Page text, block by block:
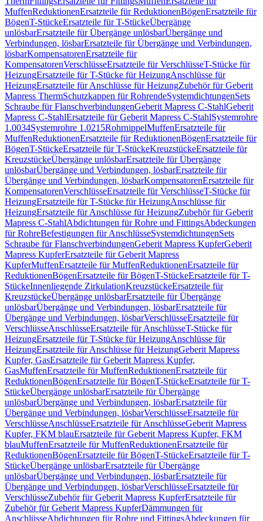
MuffenReduktionenErsatzteile für ReduktionenBögenErsatzteile für
BögenT-StückeErsatzteile für T-StückeÜbergänge
unlösbarErsatzteile für Übergänge unlösbarÜbergänge und
Verbindungen, lösbarErsatzteile für Übergänge und Verbindungen,
lösbarKompensatorenErsatzteile für
KompensatorenVerschlüsseErsatzteile für VerschlüsseT-Stücke für
HeizungErsatzteile für T-Stücke für HeizungAnschlüsse für
HeizungErsatzteile für Anschlüsse für HeizungZubehör für Geberit
Mapress ThermSchutzkappen für RohrendeSystemdichtungenSets
Schraube für FlanschverbindungenGeberit Mapress C-StahlGeberit
Mapress C-StahlErsatzteile für Geberit Mapress C-StahlSystemrohre
1.0034Systemrohre 1.0215RohrnippelMuffenErsatzteile für
MuffenReduktionenErsatzteile für ReduktionenBögenErsatzteile für
BögenT-StückeErsatzteile für T-StückeKreuzstückeErsatzteile für
KreuzstückeÜbergänge unlösbarErsatzteile für Übergänge
unlösbarÜbergänge und Verbindungen, lösbarErsatzteile für
Übergänge und Verbindungen, lösbarKompensatorenErsatzteile für
KompensatorenVerschlüsseErsatzteile für VerschlüsseT-Stücke für
HeizungErsatzteile für T-Stücke für HeizungAnschlüsse für
HeizungErsatzteile für Anschlüsse für HeizungZubehör für Geberit
Mapress C-StahlAbdichtungen für Rohre und FittingsAbdeckungen
für RohreBefestigungen für AnschlüsseSystemdichtungenSets
Schraube für FlanschverbindungenGeberit Mapress KupferGeberit
Mapress KupferErsatzteile für Geberit Mapress
KupferMuffenErsatzteile für MuffenReduktionenErsatzteile für
ReduktionenBögenErsatzteile für BögenT-StückeErsatzteile für T-
StückeInnenliegende ZirkulationKreuzstückeErsatzteile für
KreuzstückeÜbergänge unlösbarErsatzteile für Übergänge
unlösbarÜbergänge und Verbindungen, lösbarErsatzteile für
Übergänge und Verbindungen, lösbarVerschlüsseErsatzteile für
VerschlüsseAnschlüsseErsatzteile für AnschlüsseT-Stücke für
HeizungErsatzteile für T-Stücke für HeizungAnschlüsse für
HeizungErsatzteile für Anschlüsse für HeizungGeberit Mapress
Kupfer, GasErsatzteile für Geberit Mapress Kupfer,
GasMuffenErsatzteile für MuffenReduktionenErsatzteile für
ReduktionenBögenErsatzteile für BögenT-StückeErsatzteile für T-
StückeÜbergänge unlösbarErsatzteile für Übergänge
unlösbarÜbergänge und Verbindungen, lösbarErsatzteile für
Übergänge und Verbindungen, lösbarVerschlüsseErsatzteile für
VerschlüsseAnschlüsseErsatzteile für AnschlüsseGeberit Mapress
Kupfer, FKM blauErsatzteile für Geberit Mapress Kupfer, FKM
blauMuffenErsatzteile für MuffenReduktionenErsatzteile für
ReduktionenBögenErsatzteile für BögenT-StückeErsatzteile für T-
StückeÜbergänge unlösbarErsatzteile für Übergänge
unlösbarÜbergänge und Verbindungen, lösbarErsatzteile für
Übergänge und Verbindungen, lösbarVerschlüsseErsatzteile für
VerschlüsseZubehör für Geberit Mapress KupferErsatzteile für
Zubehör für Geberit Mapress KupferDämmungen für
AnschlüsseAbdichtungen für Rohre und FittingsAbdeckungen für